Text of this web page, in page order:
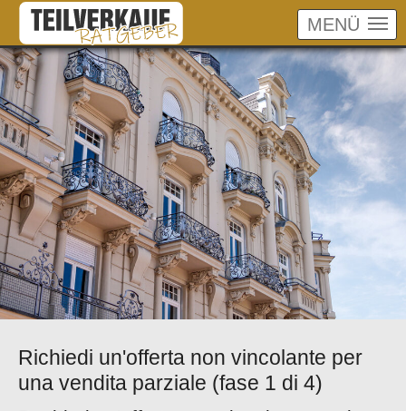
Skip to main content
MENÜ
Richiedi un'offerta non vincolante per
una vendita parziale (fase 1 di 4)